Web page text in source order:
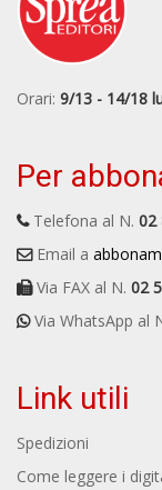
Orari: 9/13 - 14/18
Per
Telefona al N. 02
Email a
Via FAX al N. 02
Via WhatsApp al
Link utili
Spedizioni
Come leggere i